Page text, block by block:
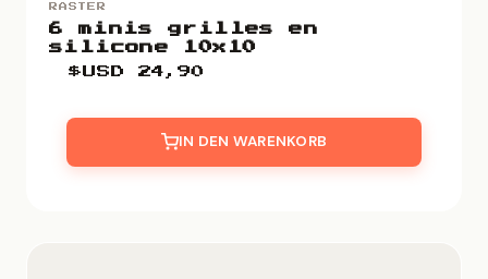
RASTER
6 minis grilles en
silicone 10x10
$USD24,90
IN DEN WARENKORB